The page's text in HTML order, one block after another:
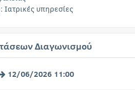
υπηρεσίες
Διαγωνισμού
12/06/2026 11:00